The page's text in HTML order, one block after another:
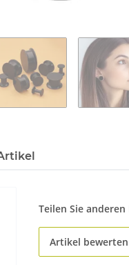
Teilen Sie
Artikel bewerten